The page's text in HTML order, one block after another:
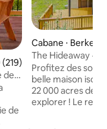
moyenne sur la
de
de
Cabane ⋅
The Hideaway ~
~ Internet rapide !
Profitez des sons
belle maison
22 000 acres de
explorer ! Le